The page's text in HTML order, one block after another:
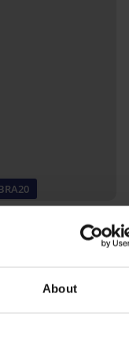
About
(76,26 лв.)
(61,00 лв.) код: BRA20